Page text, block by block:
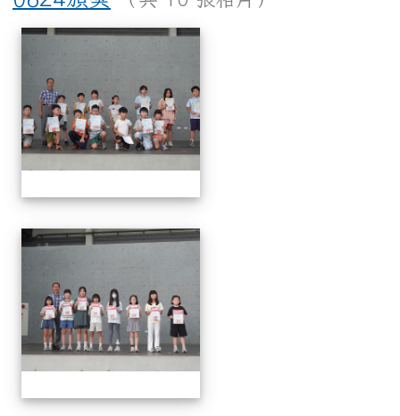
相簿列表 0624頒獎
0624頒獎